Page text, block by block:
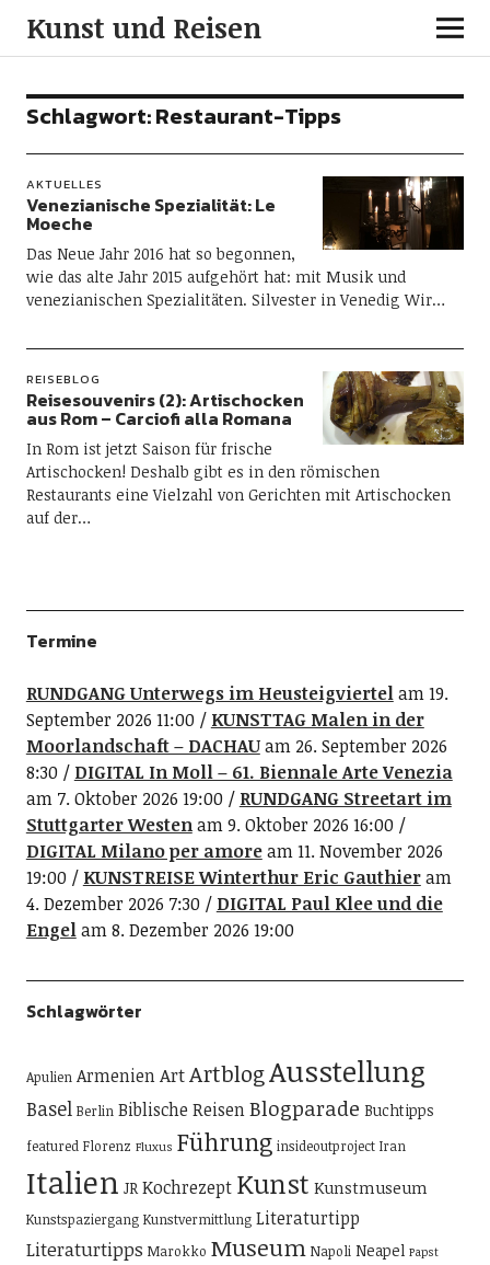
Kunst und Reisen
Schlagwort:Restaurant-Tipps
AKTUELLES
Venezianische Spezialität: Le
Moeche
Das Neue Jahr 2016 hat so begonnen,
wie das alte Jahr 2015 aufgehört hat: mit Musik und
venezianischen Spezialitäten. Silvester in Venedig Wir…
REISEBLOG
Reisesouvenirs (2): Artischocken
aus Rom – Carciofi alla Romana
In Rom ist jetzt Saison für frische
Artischocken! Deshalb gibt es in den römischen
Restaurants eine Vielzahl von Gerichten mit Artischocken
auf der…
Termine
RUNDGANG Unterwegs im Heusteigviertelam 19.
September 2026 11:00
KUNSTTAG Malen in der
Moorlandschaft – DACHAUam 26. September 2026
8:30
DIGITAL In Moll – 61. Biennale Arte Venezia
am 7. Oktober 2026 19:00
RUNDGANG Streetart im
Stuttgarter Westenam 9. Oktober 2026 16:00
DIGITAL Milano per amoream 11. November 2026
19:00
KUNSTREISE Winterthur Eric Gauthieram
4. Dezember 2026 7:30
DIGITAL Paul Klee und die
Engelam 8. Dezember 2026 19:00
Schlagwörter
Apulien ArmenienArtArtblogAusstellung
Basel Berlin Biblische ReisenBlogparade Buchtipps
featured Florenz Fluxus Führung insideoutproject Iran
Italien JR Kochrezept Kunst Kunstmuseum
Kunstspaziergang Kunstvermittlung Literaturtipp
Literaturtipps Marokko Museum Napoli Neapel Papst